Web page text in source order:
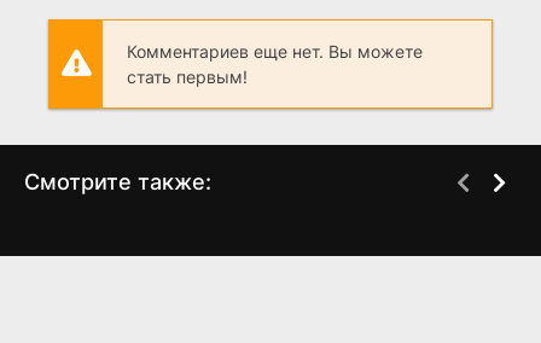
Комментариев еще нет. Вы можете
стать первым!
Смотрите также: